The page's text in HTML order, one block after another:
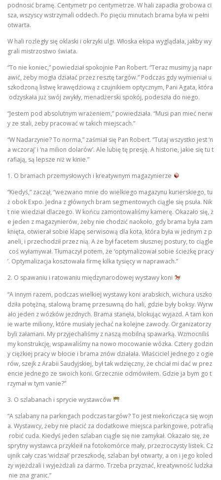
podnosić bramę. Centymetr po centymetrze. W hali zapadła grobowa ci
sza, wszyscy wstrzymali oddech. Po pięciu minutach brama była w pełni
otwarta.
W hali rozległy się oklaski i okrzyki ulgi. Włoska ekipa wyglądała, jakby wy
grali mistrzostwo świata.
“To nie koniec,” powiedział spokojnie Pan Robert. “Teraz musimy ją napr
awić, żeby mogła działać przez resztę targów.” Podczas gdy wymieniał u
szkodzoną listwę krawędziową z czujnikiem optycznym, Pani Agata, która
odzyskała już swój zwykły, menadżerski spokój, podeszła do niego.
“Jestem pod absolutnym wrażeniem,” powiedziała. “Musi pan mieć nerw
y ze stali, żeby pracować w takich miejscach.”
“W Nadarzynie? To norma,” zaśmiał się Pan Robert. “Tutaj wszystko jest ‘n
a wczoraj’ i ‘na milion dolarów’. Ale lubię tę presję. A historie, jakie się tu t
rafiają, są lepsze niż w kinie.”
1. O bramach przemysłowych i kreatywnym magazynierze
“Kiedyś,” zaczął, “wezwano mnie do wielkiego magazynu kurierskiego, tu
ż obok Expo. Jedna z głównych bram segmentowych ciągle się psuła. Nik
t nie wiedział dlaczego. W końcu zamontowaliśmy kamerę. Okazało się, ż
e jeden z magazynierów, żeby nie chodzić naokoło, gdy brama była zam
knięta, otwierał sobie klapę serwisową dla kota, która była w jednym z p
aneli, i przechodził przez nią. A że był facetem słusznej postury, to ciągle
coś wyłamywał. Tłumaczył potem, że ‘optymalizował sobie ścieżkę pracy
’. Optymalizacja kosztowała firmę kilka tysięcy w naprawach.”
2. O spawaniu i ratowaniu międzynarodowej wystawy koni
“A innym razem, podczas wielkiej wystawy koni arabskich, wichura uszko
dziła potężną, stalową bramę przesuwną do hali, gdzie były boksy. Wyrw
ało jeden z wózków jezdnych. Brama stanęła, blokując wyjazd. A tam kon
ie warte miliony, które musiały jechać na kolejne zawody. Organizatorzy
byli załamani. My przyjechaliśmy z naszą mobilną spawarką. Wzmocniliś
my konstrukcję, wspawaliśmy na nowo mocowanie wózka. Cztery godzin
y ciężkiej pracy w błocie i brama znów działała. Właściciel jednego z ogie
rów, szejk z Arabii Saudyjskiej, był tak wdzięczny, że chciał mi dać w prez
encie jednego ze swoich koni. Grzecznie odmówiłem. Gdzie ja bym go t
rzymał w tym vanie?”
3. O szlabanach i sprycie wystawców
“A szlabany na parkingach podczas targów? To jest niekończąca się wojn
a. Wystawcy, żeby nie płacić za dodatkowe miejsca parkingowe, potrafią
robić cuda. Kiedyś jeden szlaban ciągle się nie zamykał. Okazało się, że
sprytny wystawca przykleił na fotokomórce mały, przezroczysty listek. Cz
ujnik cały czas ‘widział’ przeszkodę, szlaban był otwarty, a on i jego koled
zy wjeżdżali i wyjeżdżali za darmo. Trzeba przyznać, kreatywność ludzka
nie zna granic.”